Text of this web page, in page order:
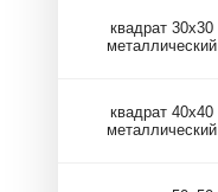
квадрат 30х30
металлический
квадрат 40х40
металлический